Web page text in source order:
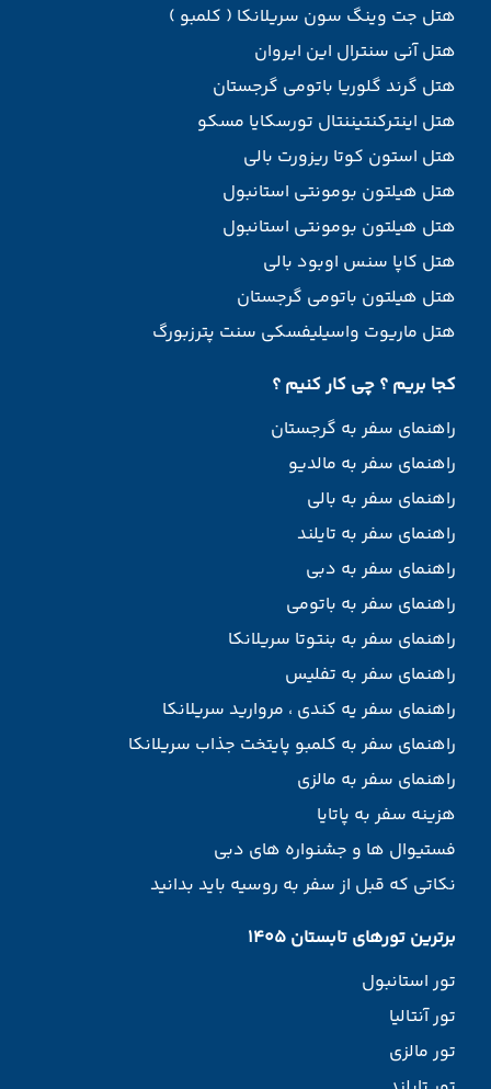
هتل جت وینگ سون سریلانکا ( کلمبو )
هتل آنی سنترال این ایروان
هتل گرند گلوریا باتومی گرجستان
هتل اینترکنتیننتال تورسکایا مسکو
هتل استون کوتا ریزورت بالی
هتل هیلتون بومونتی استانبول
هتل هیلتون بومونتی استانبول
هتل کاپا سنس اوبود بالی
هتل هیلتون باتومی گرجستان
هتل ماریوت واسیلیفسکی سنت پترزبورگ
کجا بریم ؟ چی کار کنیم ؟
راهنمای سفر به گرجستان
راهنمای سفر به مالدیو
راهنمای سفر به بالی
راهنمای سفر به تایلند
راهنمای سفر به دبی
راهنمای سفر به باتومی
راهنمای سفر به بنتوتا سریلانکا
راهنمای سفر به تفلیس
راهنمای سفر یه کندی ، مروارید سریلانکا
راهنمای سفر به کلمبو پایتخت جذاب سریلانکا
راهنمای سفر به مالزی
هزینه سفر به پاتایا
فستیوال ها و جشنواره های دبی
نکاتی که قبل از سفر به روسیه باید بدانید
برترین تورهای تابستان 1405
تور استانبول
تور آنتالیا
تور مالزی